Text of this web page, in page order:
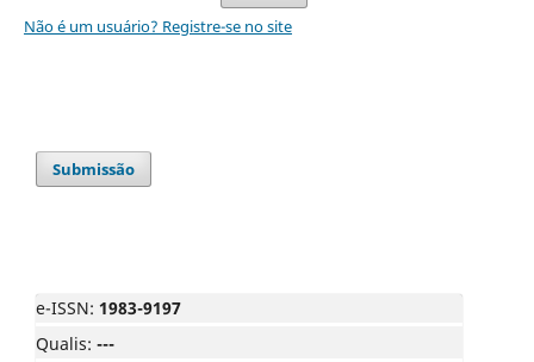
Não é um usuário? Registre-se no site
Submissão
e-ISSN: 1983-9197
Qualis: ---